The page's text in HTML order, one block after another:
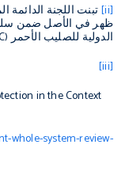
[ii]تبنت اللجنة الدائمة
ظهر في الأصل ضمن
الدولية للصليب الأحمر (
[iii]
in the Context
whole-system-review-